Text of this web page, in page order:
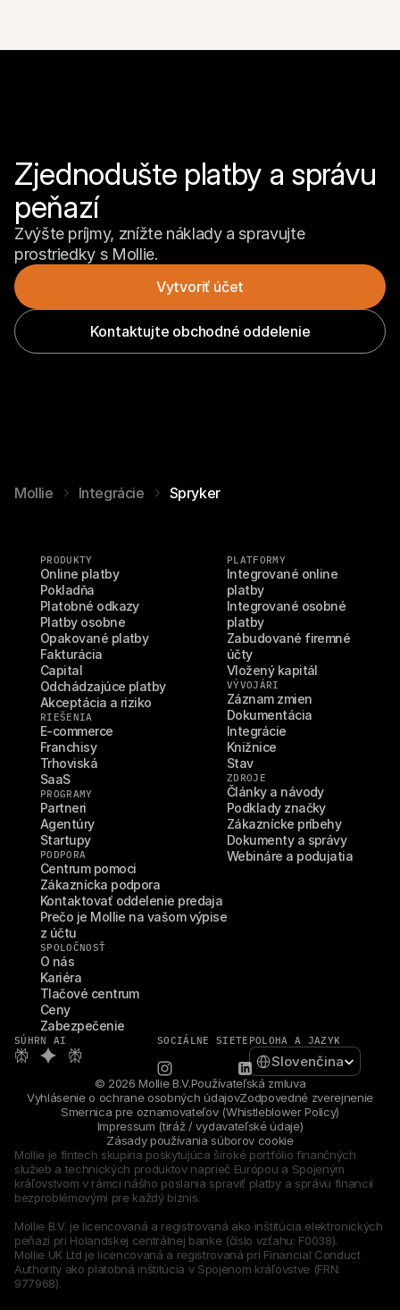
Zjednodušte platby a správu
peňazí
Zvýšte príjmy, znížte náklady a spravujte
prostriedky s Mollie.
Vytvoriť účet
Kontaktujte obchodné oddelenie
Mollie Integrácie Spryker
PRODUKTY
Online platby
Pokladňa
Platobné odkazy
Platby osobne
Opakované platby
Fakturácia
Capital
Odchádzajúce platby
Akceptácia a riziko
RIEŠENIA
E-commerce
Franchisy
Trhoviská
SaaS
PROGRAMY
Partneri
Agentúry
Startupy
PODPORA
Centrum pomoci
Zákaznícka podpora
Kontaktovať oddelenie predaja
Prečo je Mollie na vašom výpise
z účtu
SPOLOČNOSŤ
O nás
Kariéra
Tlačové centrum
Ceny
Zabezpečenie
PLATFORMY
Integrované online
platby
Integrované osobné
platby
Zabudované firemné
účty
Vložený kapitál
VÝVOJÁRI
Záznam zmien
Dokumentácia
Integrácie
Knižnice
Stav
ZDROJE
Články a návody
Podklady značky
Zákaznícke príbehy
Dokumenty a správy
Webináre a podujatia
SÚHRN AI SOCIÁLNE SIETE POLOHA A JAZYK
Select Language
Slovenčina
© 2026 Mollie B.V.Používateľská zmluva
Vyhlásenie o ochrane osobných údajovZodpovedné zverejnenie
Smernica pre oznamovateľov (Whistleblower Policy)
Impressum (tiráž / vydavateľské údaje)
Zásady používania súborov cookie
Mollie je fintech skupina poskytujúca široké portfólio finančných
služieb a technických produktov naprieč Európou a Spojeným
kráľovstvom v rámci nášho poslania spraviť platby a správu financií
bezproblémovými pre každý biznis.
Mollie B.V. je licencovaná a registrovaná ako inštitúcia elektronických
peňazí pri Holandskej centrálnej banke (číslo vzťahu: F0038).
Mollie UK Ltd je licencovaná a registrovaná pri Financial Conduct
Authority ako platobná inštitúcia v Spojenom kráľovstve (FRN:
977968).